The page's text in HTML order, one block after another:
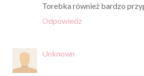
Torebka również bardzo
Odpowiedz
Unknown